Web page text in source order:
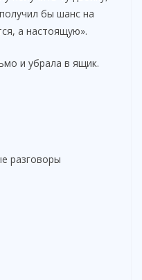
бы шанс на
а настоящую».
и убрала в ящик.
разговоры